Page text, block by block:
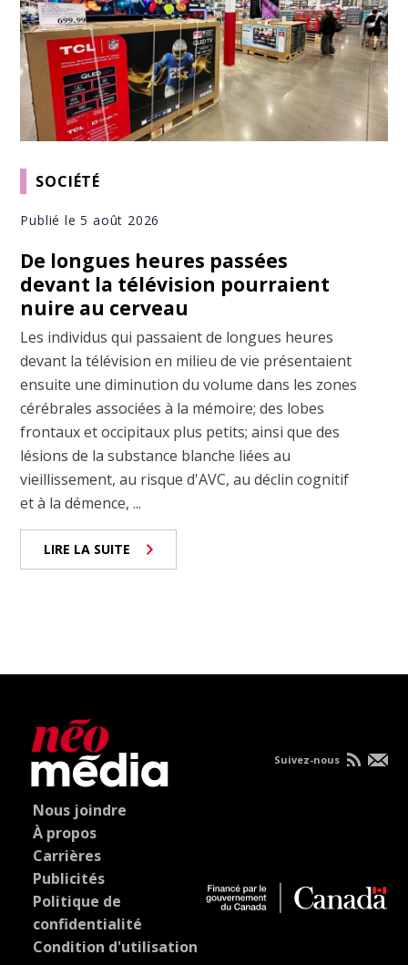
SOCIÉTÉ
Publié le 5 août 2026
De longues heures passées
devant la télévision pourraient
nuire au cerveau
Les individus qui passaient de longues heures
devant la télévision en milieu de vie présentaient
ensuite une diminution du volume dans les zones
cérébrales associées à la mémoire; des lobes
frontaux et occipitaux plus petits; ainsi que des
lésions de la substance blanche liées au
vieillissement, au risque d'AVC, au déclin cognitif
et à la démence, ...
LIRE LA SUITE
Nous joindre
À propos
Carrières
Publicités
Politique de
confidentialité
Condition d'utilisation
Suivez-nous